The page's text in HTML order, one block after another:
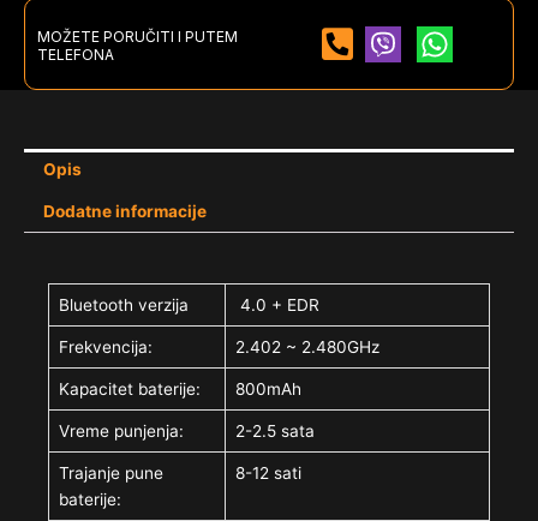
MOŽETE PORUČITI I PUTEM
TELEFONA
Opis
Dodatne informacije
Bluetooth verzija 4.0 + EDR
Frekvencija: 2.402 ~ 2.480GHz
Kapacitet baterije: 800mAh
Vreme punjenja: 2-2.5 sata
Trajanje pune
baterije:
8-12 sati